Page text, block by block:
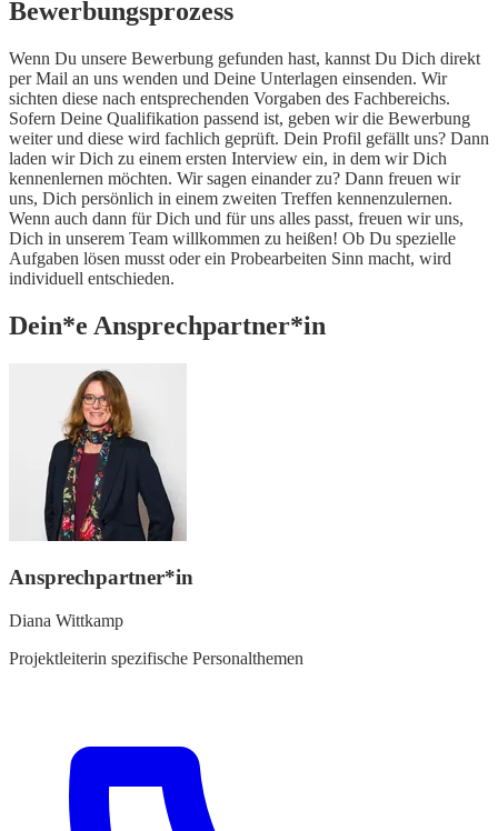
Bewerbungsprozess
Wenn Du unsere Bewerbung gefunden hast, kannst Du Dich direkt
per Mail an uns wenden und Deine Unterlagen einsenden. Wir
sichten diese nach entsprechenden Vorgaben des Fachbereichs.
Sofern Deine Qualifikation passend ist, geben wir die Bewerbung
weiter und diese wird fachlich geprüft. Dein Profil gefällt uns? Dann
laden wir Dich zu einem ersten Interview ein, in dem wir Dich
kennenlernen möchten. Wir sagen einander zu? Dann freuen wir
uns, Dich persönlich in einem zweiten Treffen kennenzulernen.
Wenn auch dann für Dich und für uns alles passt, freuen wir uns,
Dich in unserem Team willkommen zu heißen! Ob Du spezielle
Aufgaben lösen musst oder ein Probearbeiten Sinn macht, wird
individuell entschieden.
Dein*e Ansprechpartner*in
Ansprechpartner*in
Diana Wittkamp
Projektleiterin spezifische Personalthemen